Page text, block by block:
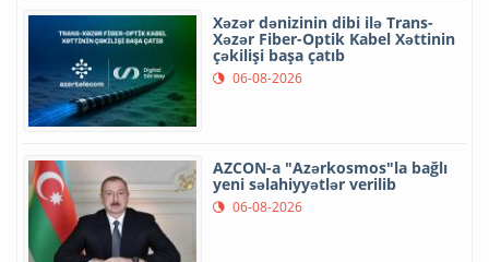
Xəzər dənizinin dibi ilə Trans-
Xəzər Fiber-Optik Kabel Xəttinin
çəkilişi başa çatıb
06-08-2026
AZCON-a "Azərkosmos"la bağlı
yeni səlahiyyətlər verilib
06-08-2026